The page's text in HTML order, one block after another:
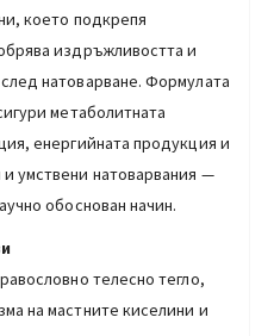
което подкрепя
издръжливостта и
натоварване. Формулата
метаболитната
енергийната продукция и
умствени натоварвания —
обоснован начин.
телесно тегло,
на мастните киселини и